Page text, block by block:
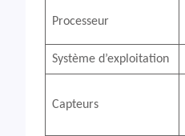
Processeur
Système d’exploitation
Capteurs